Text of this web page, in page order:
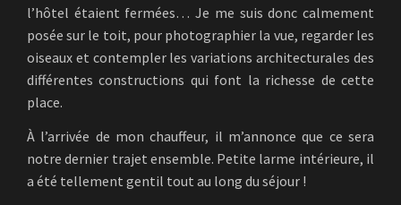
l’hôtel étaient fermées… Je me suis donc calmement
posée sur le toit, pour photographier la vue, regarder les
oiseaux et contempler les variations architecturales des
différentes constructions qui font la richesse de cette
place.
À l’arrivée de mon chauffeur, il m’annonce que ce sera
notre dernier trajet ensemble. Petite larme intérieure, il
a été tellement gentil tout au long du séjour !